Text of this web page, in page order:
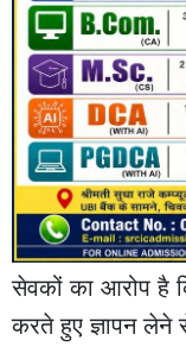
सेवकों का आरोप है
करते हुए ज्ञापन लेने